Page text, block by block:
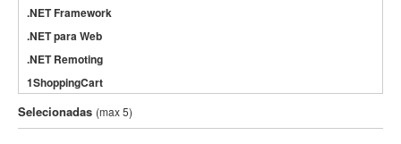
.NET Framework
.NET para Web
.NET Remoting
1ShoppingCart
3DS Max
3GSM
Selecionadas (max 5)